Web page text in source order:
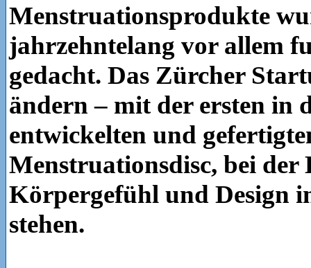
Menstruationsprodukte
jahrzehntelang vor allem
gedacht. Das Zürcher
ändern – mit der ersten in
entwickelten und
Menstruationsdisc, bei
Körpergefühl und Design
stehen.